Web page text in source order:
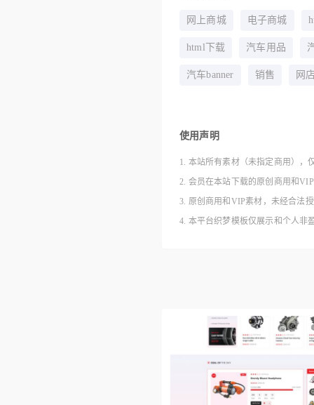
网上商城 电子商城
html下载 汽车用品
汽车banner 销售 网
使用声明
1. 本站所有素材（未指定商用），
2. 会员在本站下载的原创商用和
3. 原创商用和VIP素材，未经合法
4. 本平台织梦模板仅展示和个人非